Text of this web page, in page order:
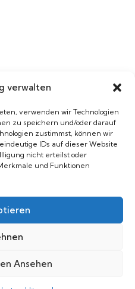
verwalten
verwenden wir Technologien
zu speichern und/oder darauf
zustimmst, können wir
IDs auf dieser Website
nicht erteilst oder
und Funktionen
Ansehen